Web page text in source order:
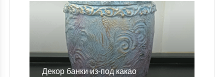
Декор банки из-под какао